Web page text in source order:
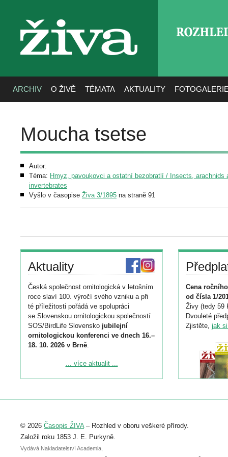
živa
ARCHIV O ŽIVĚ TÉMATA AKTUALITY
Moucha tsetse
Autor:
Téma: Hmyz, pavoukovci a ostatní bezobratlí / Insects, arachnids
invertebrates
Vyšlo v časopise Živa 3/1895 na straně 91
Aktuality
Česká společnost ornitologická v letošním
roce slaví 100. výročí svého vzniku a při
té příležitosti pořádá ve spolupráci
se Slovenskou ornitologickou společností
SOS/BirdLife Slovensko jubilejní
ornitologickou konferenci ve dnech 16.–
18. 10. 2026 v Brně.
Podrobnější informace ke konferenci
Registrovat se můžete do 6. září.
abstraktu přihlášené přednášky nebo
posteru je už 30. června.
... více aktualit ...
Cena
od čísla 1/
Živy (tedy 59
Dvouleté
Zjistěte, jak
© 2026 Časopis ŽIVA– Rozhled v oboru veškeré přírody.
Založil roku 1853 J. E. Purkyně.
Vydává Nakladatelství Academia,